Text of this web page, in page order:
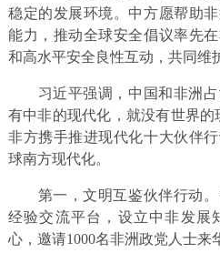
稳定的发展环境。中方愿帮助
能力，推动全球安全倡议率先
和高水平安全良性互动，共同维
习近平强调，中国和非洲占
有中非的现代化，就没有世界的
非方携手推进现代化十大伙伴
球南方现代化。
第一，文明互鉴伙伴行动。
经验交流平台，设立中非发展
心，邀请1000名非洲政党人士来